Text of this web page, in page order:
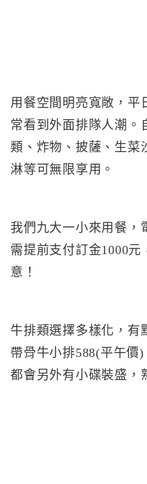
用餐空間明亮寬敞，平
常看到外面排隊人潮。
類、炸物、披薩、生菜
淋等可無限享用。
我們九大一小來用餐，
需提前支付訂金1000
意！
牛排類選擇多樣化，有
帶骨牛小排588(平午價
都會另外有小碟裝盛，